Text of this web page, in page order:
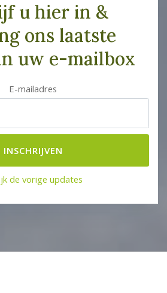
u hier in &
ons laatste
uw e-mailbox
E-mailadres
de vorige updates